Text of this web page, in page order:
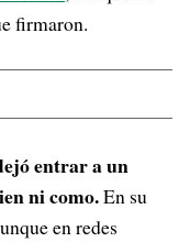
firmaron.
entrar a un
ni como.En su
en redes